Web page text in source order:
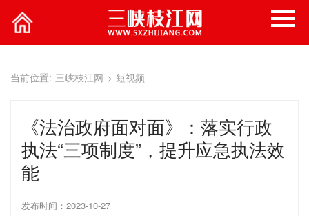
当前位置: 三峡枝江网 > 短视频
《法治政府面对面》：落实行政
执法“三项制度”，提升应急执法效
能
发布时间：2023-10-27